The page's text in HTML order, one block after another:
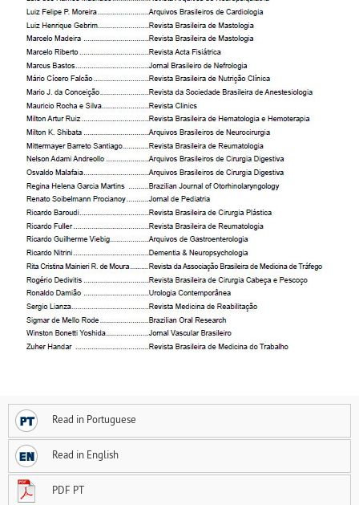
Read in Portuguese
Read in English
PDF PT